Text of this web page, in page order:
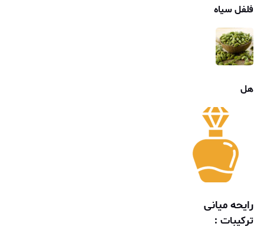
فلفل سیاه
هل
رایحه میانی
ترکیبات :